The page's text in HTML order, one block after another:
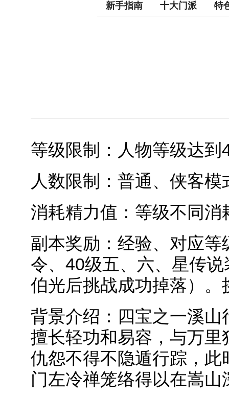
新手指南 十大门派 特
等级限制：人物等级达到
人数限制：普通、侠客
消耗精力值：等级不同消
副本奖励：经验、对应
令、40级五、六、星传
伯光后挑战成功掉落）
背景介绍：四宝之一溪
擅长轻功和易容，与万
仇怨不得不隐遁行踪，
门左冷禅笼络得以在嵩山